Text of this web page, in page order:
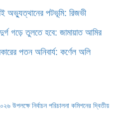
অভ্যুত্থানের পটভূমি: রিজভী
গড়ে তুলতে হবে: জামায়াত আমির
পতন অনিবার্য: কর্ণেল অলি